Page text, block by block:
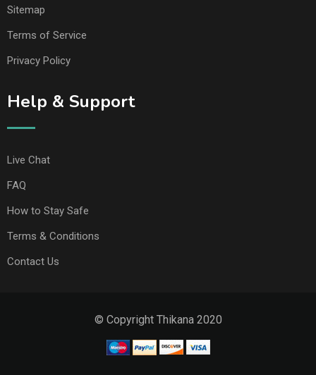
Sitemap
Terms of Service
Privacy Policy
Help & Support
Live Chat
FAQ
How to Stay Safe
Terms & Conditions
Contact Us
© Copyright Thikana 2020